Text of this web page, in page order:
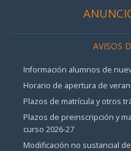
AVISOS
Información alumnos de
Horario de apertura de
Plazos de matrícula y otros
Plazos de preinscripción y
curso 2026-27
Modificación no sustancial